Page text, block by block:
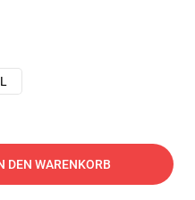
DEN WARENKORB